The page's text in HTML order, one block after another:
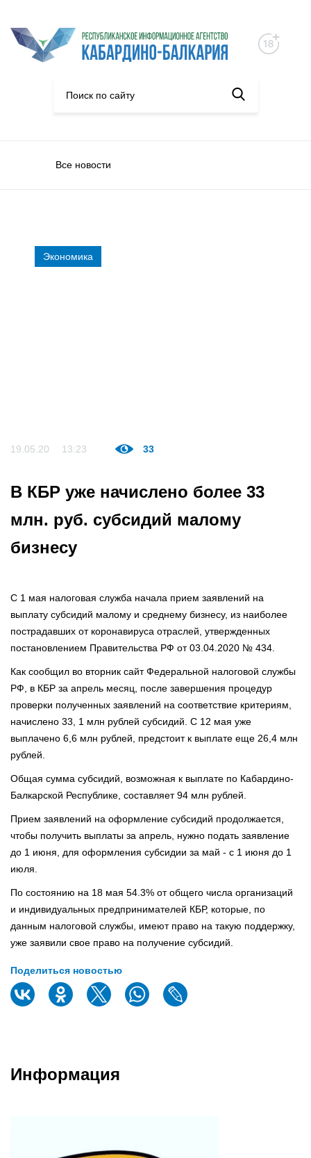
Все новости
Экономика
19.05.20 13:23 33
В КБР уже начислено более 33
млн. руб. субсидий малому
бизнесу
С 1 мая налоговая служба начала прием заявлений на
выплату субсидий малому и среднему бизнесу, из наиболее
пострадавших от коронавируса отраслей, утвержденных
постановлением Правительства РФ от 03.04.2020 № 434.
Как сообщил во вторник сайт Федеральной налоговой службы
РФ, в КБР за апрель месяц, после завершения процедур
проверки полученных заявлений на соответствие критериям,
начислено 33, 1 млн рублей субсидий. С 12 мая уже
выплачено 6,6 млн рублей, предстоит к выплате еще 26,4 млн
рублей.
Общая сумма субсидий, возможная к выплате по Кабардино-
Балкарской Республике, составляет 94 млн рублей.
Прием заявлений на оформление субсидий продолжается,
чтобы получить выплаты за апрель, нужно подать заявление
до 1 июня, для оформления субсидии за май - с 1 июня до 1
июля.
По состоянию на 18 мая 54.3% от общего числа организаций
и индивидуальных предпринимателей КБР, которые, по
данным налоговой службы, имеют право на такую поддержку,
уже заявили свое право на получение субсидий.
Поделиться новостью
Информация